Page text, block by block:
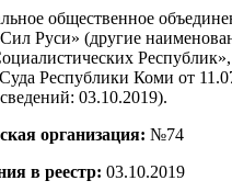
общественное
Руси» (другие
Республики Коми от
03.10.2019).
организация: №74
в реестр: 03.10.2019